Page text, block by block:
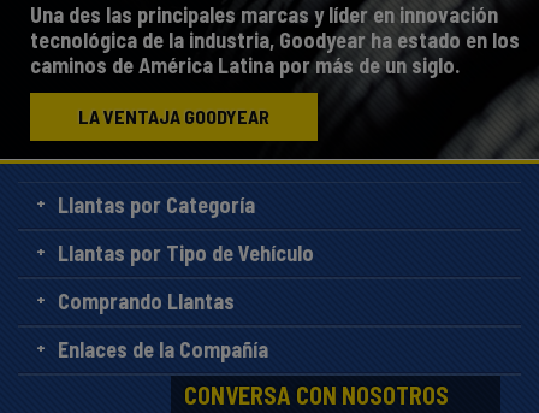
Una des las principales marcas y líder en innovación
tecnológica de la industria, Goodyear ha estado en los
caminos de América Latina por más de un siglo.
LA VENTAJA GOODYEAR
Llantas por Categoría
Llantas por Tipo de Vehículo
Comprando Llantas
Enlaces de la Compañía
CONVERSA CON NOSOTROS